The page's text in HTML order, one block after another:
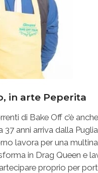
in arte Peperita
di Bake Off c’è
37 anni arriva dalla
lavora per una
in Drag Queen e
proprio per